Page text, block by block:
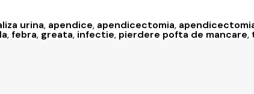
copii:
simptome,
urina, apendice, apendicectomia,
,febra, greata, infectie, pierdere pofta de mancare,